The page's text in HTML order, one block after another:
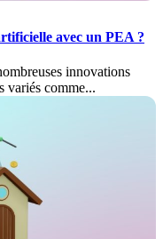
avec un PEA ?
innovations
variés comme...